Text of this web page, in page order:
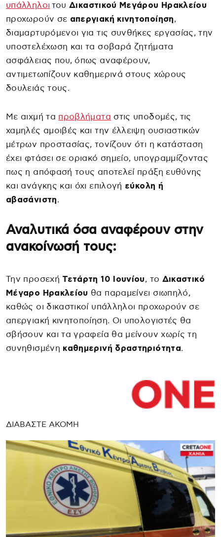
υπάλληλοι τουΔικαστικού Μεγάρου Ηρακλείου
προχωρούν σε απεργιακή κινητοποίηση,
διαμαρτυρόμενοι για τις συνθήκες εργασίας, την
υποστελέχωση και τα σοβαρά ζητήματα
ασφάλειας που, όπως αναφέρουν,
αντιμετωπίζουν καθημερινά στους χώρους
δουλειάς τους.
Με αιχμή τα προβλήματα στις υποδομές, τις
χαμηλές αμοιβές και την έλλειψη ουσιαστικών
μέτρων προστασίας, τονίζουν ότι η κατάσταση
έχει φτάσει σε οριακό σημείο, υπογραμμίζοντας
πως η απόφασή τους αποτελεί πράξη ευθύνης
και ανάγκης και όχι επιλογή εύκολη ή
αβασάνιστη.
Αναλυτικά όσα αναφέρουν στην
ανακοίνωσή τους:
Την προσεχή Τετάρτη 10 Ιουνίου, το Δικαστικό
Μέγαρο Ηρακλείου θα παραμείνει σιωπηλό,
καθώς οι δικαστικοί υπάλληλοι προχωρούν σε
απεργιακή κινητοποίηση. Οι υπολογιστές θα
σβήσουν και τα γραφεία θα μείνουν χωρίς τη
συνηθισμένη καθημερινή δραστηριότητα.
ΔΙΑΒΑΣΤΕ ΑΚΟΜΗ